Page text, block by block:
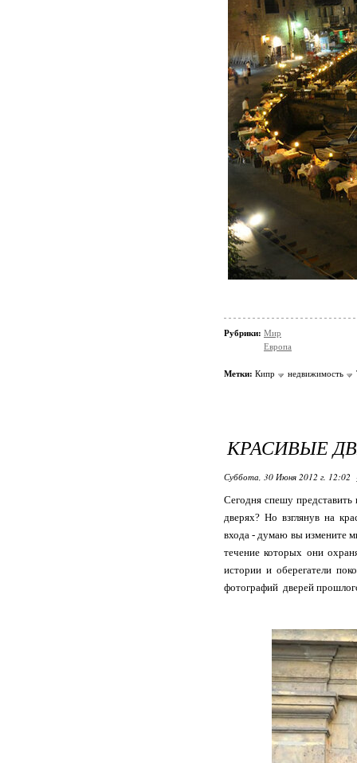
Рубрики: Мир
Европа
Метки: Кипр недвижимость
КРАСИВЫЕ
Суббота, 30 Июня 2012 г. 12:02
Сегодня спешу
дверях? Но взглянув на
входа - думаю вы измените
течение которых они
истории и оберегатели
фотографий дверей